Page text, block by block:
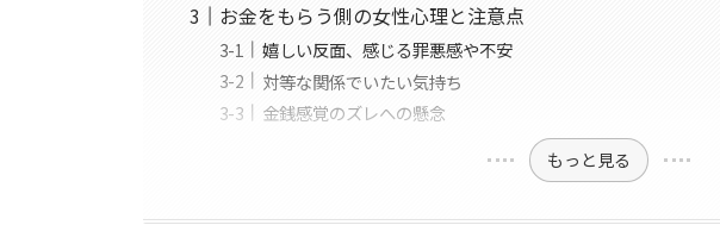
お金をもらう側の女性心理と注意点
嬉しい反面、感じる罪悪感や不安
対等な関係でいたい気持ち
金銭感覚のズレへの懸念
もっと見る